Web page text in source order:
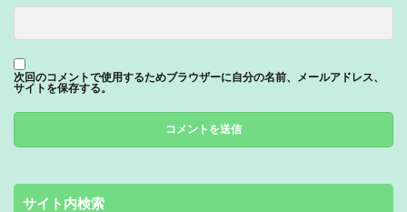
次回のコメントで使用するためブラウザーに自分の名前、メールアドレス、
サイトを保存する。
サイト内検索